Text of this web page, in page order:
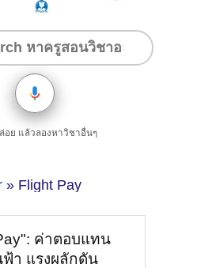
อย แล้วลองหาวิชาอื่นๆ
» Flight Pay
ค่าตอบแทน
า แรงผลักดัน